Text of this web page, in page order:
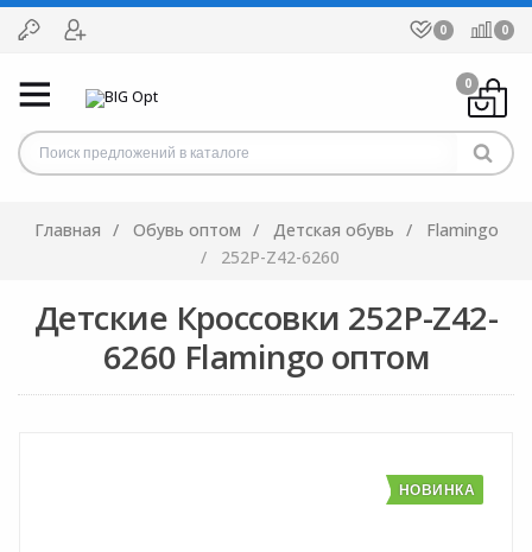
0 0
0
Главная Обувь оптом Детская обувь
Flamingo
252P-Z42-6260
Детские Кроссовки 252P-Z42-
6260 Flamingo оптом
НОВИНКА